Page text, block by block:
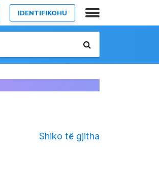
IDENTIFIKOHU
Shiko të gjitha